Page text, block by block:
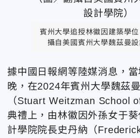
賓州大學追授林徽因建築學
攝自美國賓州大學魏茲曼設
據中國日報網等陸媒消息，
晚，在2024年賓州大學魏茲
（Stuart Weitzman School
典禮上，由林徽因外孫女于
計學院院長史丹納（